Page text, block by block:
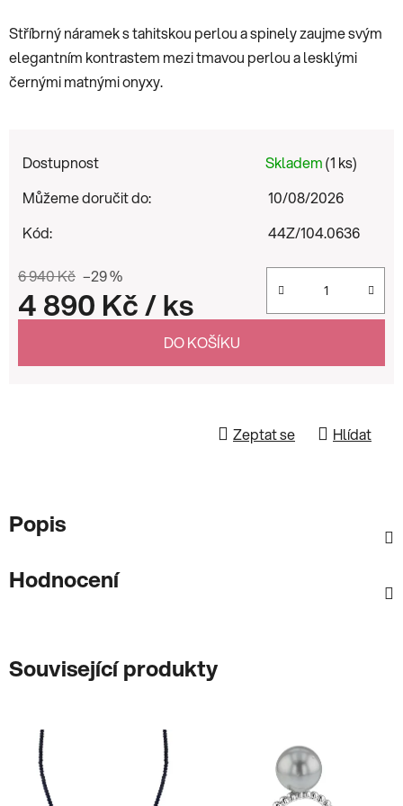
Stříbrný náramek s tahitskou perlou a spinely zaujme svým
elegantním kontrastem mezi tmavou perlou a lesklými
černými matnými onyxy.
Dostupnost Skladem(1 ks)
Můžeme doručit do:
10/08/2026
Kód:
44Z/104.0636
6 940 Kč –29 %
4 890 Kč/ ks
DO KOŠÍKU
Zeptat se Hlídat
Popis
Hodnocení
Související produkty